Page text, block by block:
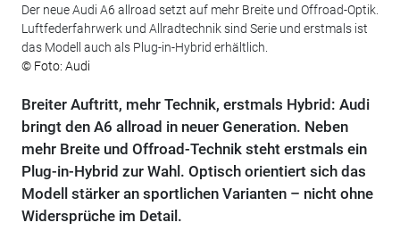
Der neue Audi A6 allroad setzt auf mehr Breite und Offroad-Optik.
Luftfederfahrwerk und Allradtechnik sind Serie und erstmals ist
das Modell auch als Plug-in-Hybrid erhältlich.
© Foto: Audi
Breiter Auftritt, mehr Technik, erstmals Hybrid: Audi
bringt den A6 allroad in neuer Generation. Neben
mehr Breite und Offroad-Technik steht erstmals ein
Plug-in-Hybrid zur Wahl. Optisch orientiert sich das
Modell stärker an sportlichen Varianten – nicht ohne
Widersprüche im Detail.